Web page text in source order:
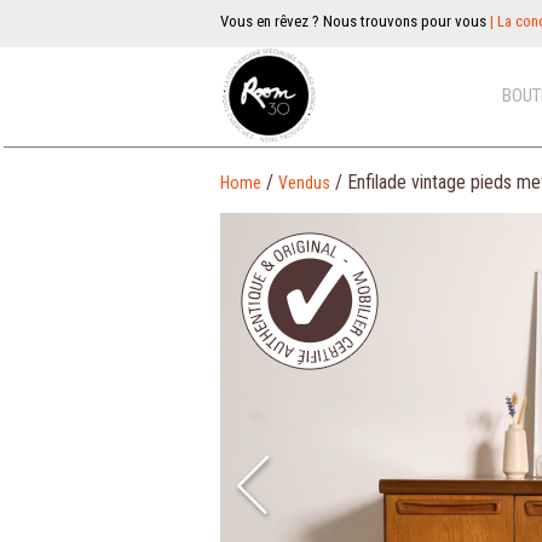
Vous en rêvez ? Nous trouvons pour vous | La
Home / Vendus / Enfilade vintage pieds